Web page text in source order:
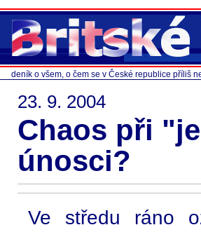
deník o všem, o čem se v České republice příliš
23. 9. 2004
Chaos při
únosci?
Ve středu ráno